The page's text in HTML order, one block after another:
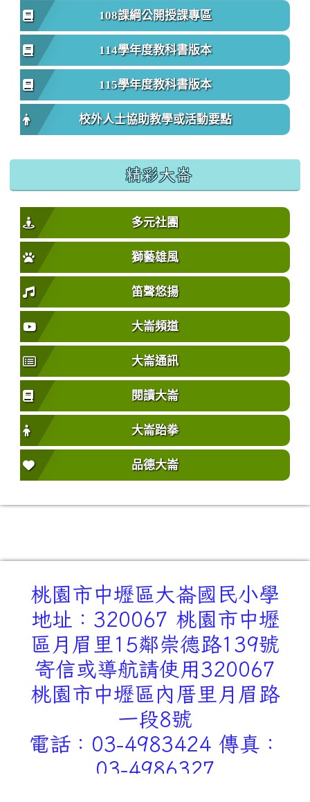
108課綱公開授課專區
114學年度教科書版本
115學年度教科書版本
校外人士協助教學或活動要點
精彩大崙
多元社團
獅藝雄風
笛聲悠揚
大崙頻道
大崙通訊
閱讀大崙
大崙跆拳
品德大崙
桃園市中壢區大崙國民小學
地址：320067 桃園市中壢
區月眉里15鄰崇德路139號
寄信或導航請使用320067
桃園市中壢區內厝里月眉路
一段8號
電話：03-4983424 傳真：
03-4986327